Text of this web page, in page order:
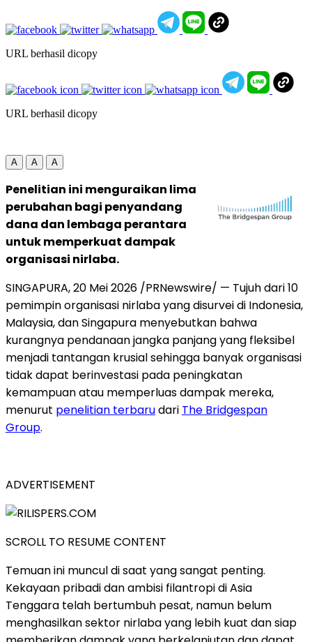
URL berhasil dicopy
URL berhasil dicopy
A A A
Penelitian ini menguraikan lima
perubahan bagi penyandang
dana dan lembaga perantara
untuk memperkuat dampak
organisasi nirlaba.
SINGAPURA,20 Mei 2026 /PRNewswire/ — Tujuh dari 10
pemimpin organisasi nirlaba yang disurvei di Indonesia,
Malaysia, dan Singapura menyebutkan bahwa
kurangnya pendanaan jangka panjang yang fleksibel
menjadi tantangan krusial sehingga banyak organisasi
tidak dapat berinvestasi pada peningkatan
kemampuan atau memperluas dampak mereka,
menurut penelitian terbarudari The Bridgespan
Group.
ADVERTISEMENT
SCROLL TO RESUME CONTENT
Temuan ini muncul di saat yang sangat penting.
Kekayaan pribadi dan ambisi filantropi di Asia
Tenggara telah bertumbuh pesat, namun belum
menghasilkan sektor nirlaba yang lebih kuat dan siap